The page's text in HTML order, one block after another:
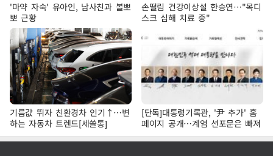
'마약 자숙' 유아인, 남사친과 볼뽀
뽀 근황
손떨림 건강이상설 한승연…"목디
스크 심해 치료 중"
기름값 뛰자 친환경차 인기↑…변
하는 자동차 트렌드[세쓸통]
[단독]대통령기록관, '尹 추가' 홈
페이지 공개…계엄 선포문은 빠져